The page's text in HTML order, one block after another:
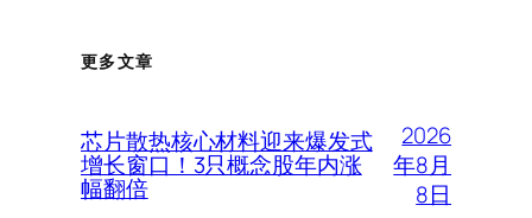
更多文章
芯片散热核心材料迎来爆发式
增长窗口！3只概念股年内涨
幅翻倍
2026
年8月
8日